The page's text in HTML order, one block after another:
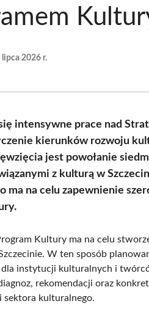
lipca 2026 r.
się intensywne prace nad
kierunków rozwoju
jest powołanie
z kulturą w
ma na celu zapewnienie
Kultury ma na celu
W ten sposób
instytucji kulturalnych i
rekomendacji oraz
sektora kulturalnego.